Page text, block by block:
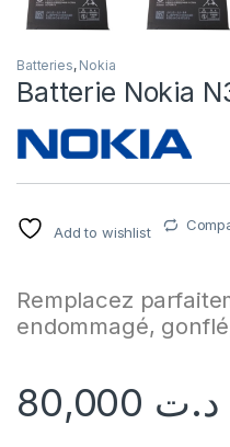
Batteries, Nokia
Batterie Nokia
Add to wishlist
Remplacez
endommagé,
د.ت